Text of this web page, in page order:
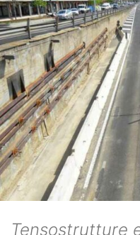
Tensostrutture